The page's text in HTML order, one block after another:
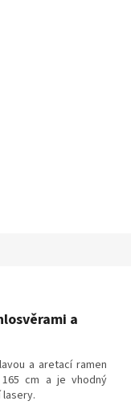
a
a aretací ramen
cm a je vhodný